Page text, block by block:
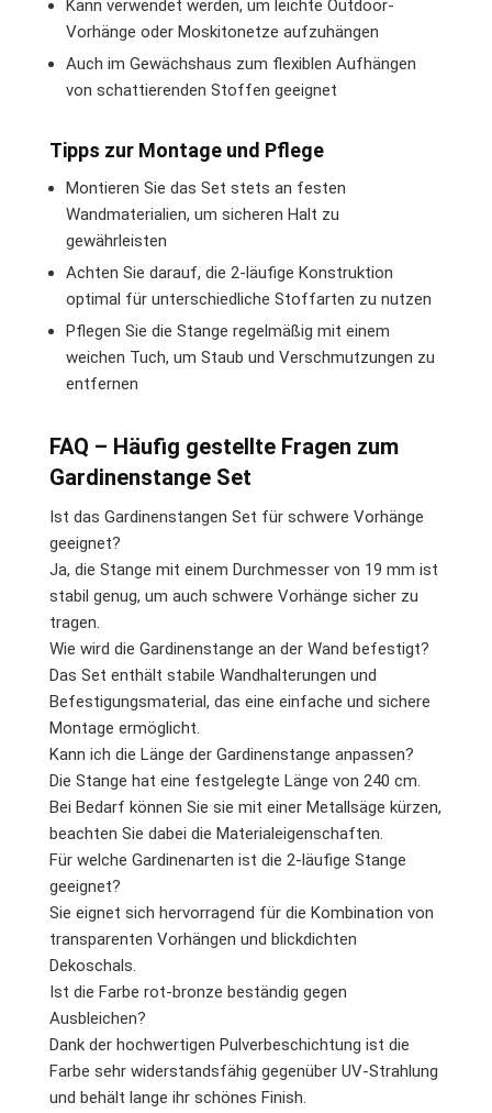
Kann verwendet werden, um leichte Outdoor-
Vorhänge oder Moskitonetze aufzuhängen
Auch im Gewächshaus zum flexiblen Aufhängen
von schattierenden Stoffen geeignet
Tipps zur Montage und Pflege
Montieren Sie das Set stets an festen
Wandmaterialien, um sicheren Halt zu
gewährleisten
Achten Sie darauf, die 2-läufige Konstruktion
optimal für unterschiedliche Stoffarten zu nutzen
Pflegen Sie die Stange regelmäßig mit einem
weichen Tuch, um Staub und Verschmutzungen zu
entfernen
FAQ – Häufig gestellte Fragen zum
Gardinenstange Set
Ist das Gardinenstangen Set für schwere Vorhänge
geeignet?
Ja, die Stange mit einem Durchmesser von 19 mm ist
stabil genug, um auch schwere Vorhänge sicher zu
tragen.
Wie wird die Gardinenstange an der Wand befestigt?
Das Set enthält stabile Wandhalterungen und
Befestigungsmaterial, das eine einfache und sichere
Montage ermöglicht.
Kann ich die Länge der Gardinenstange anpassen?
Die Stange hat eine festgelegte Länge von 240 cm.
Bei Bedarf können Sie sie mit einer Metallsäge kürzen,
beachten Sie dabei die Materialeigenschaften.
Für welche Gardinenarten ist die 2-läufige Stange
geeignet?
Sie eignet sich hervorragend für die Kombination von
transparenten Vorhängen und blickdichten
Dekoschals.
Ist die Farbe rot-bronze beständig gegen
Ausbleichen?
Dank der hochwertigen Pulverbeschichtung ist die
Farbe sehr widerstandsfähig gegenüber UV-Strahlung
und behält lange ihr schönes Finish.